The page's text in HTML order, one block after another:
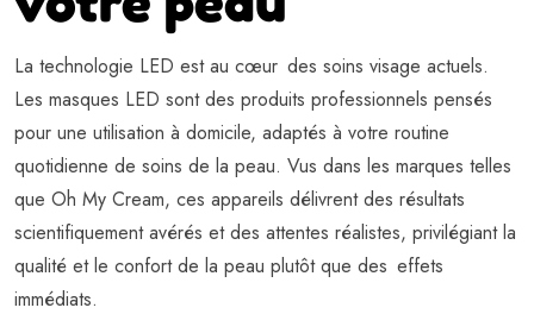
La technologie LED est au cœur des soins visage actuels.
Les masques LED sont des produits professionnels pensés
pour une utilisation à domicile, adaptés à votre routine
quotidienne de soins de la peau. Vus dans les marques telles
que Oh My Cream, ces appareils délivrent des résultats
scientifiquement avérés et des attentes réalistes, privilégiant la
qualité et le confort de la peau plutôt que des effets
immédiats.